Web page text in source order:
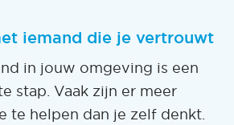
iemand die je vertrouwt
in jouw omgeving is een
stap. Vaak zijn er meer
te helpen dan je zelf denkt.